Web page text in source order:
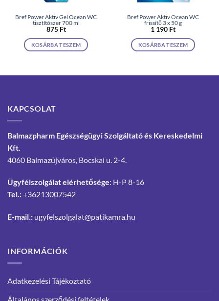
Bref Power Aktiv Gel Ocean WC
tisztítószer 700 ml
875 Ft
KOSÁRBA TESZEM
Bref Power Aktiv Ocean WC
frissítő 3 x 50 g
1 190 Ft
KOSÁRBA TESZEM
KAPCSOLAT
Balmazpharm Egészségügyi Szolgáltató és Kereskedelmi
Kft.
4060 Balmazújváros, Bocskai u. 2-4.
Ügyfélszolgálat elérhetősége: H-P 8-16
Tel.:+36213007542
E-mail.: ugyfelszolgalat@patikamra.hu
INFORMÁCIÓK
Adatkezelési Tájékoztató
Általános szerződési feltételek